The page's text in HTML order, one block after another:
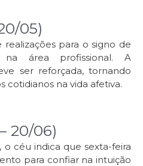
05)
para o signo de
na área profissional. A
ser reforçada, tornando
cotidianos na vida afetiva.
20/06)
o céu indica que sexta-feira
para confiar na intuição